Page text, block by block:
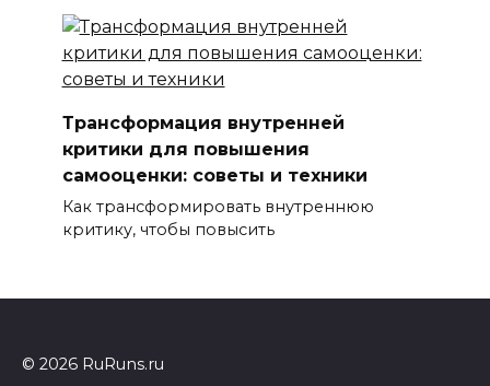
Трансформация внутренней
критики для повышения
самооценки: советы и техники
Как трансформировать внутреннюю
критику, чтобы повысить
© 2026 RuRuns.ru